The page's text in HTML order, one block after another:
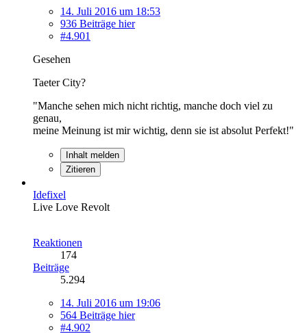
14. Juli 2016 um 18:53
936 Beiträge hier
#4.901
Gesehen
Taeter City?
"Manche sehen mich nicht richtig, manche doch viel zu
genau,
meine Meinung ist mir wichtig, denn sie ist absolut Perfekt!"
Inhalt melden
Zitieren
Idefixel
Live Love Revolt
Reaktionen
174
Beiträge
5.294
14. Juli 2016 um 19:06
564 Beiträge hier
#4.902